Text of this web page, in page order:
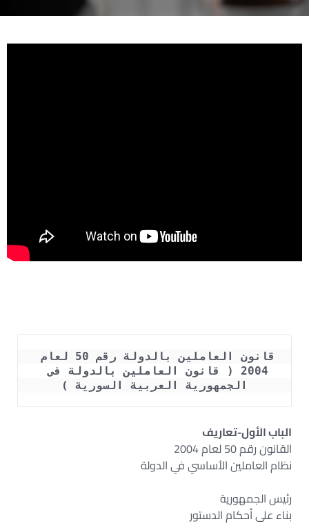
2004 ( قانون العاملين بالدولة فى
الجمهورية العربية السورية )
البابالأول-تعاريف
القانون رقم 50 لعام 2004
نظام العاملين الأساسي في الدولة
رئيس الجمهورية‏
بناء على أحكام الدستور